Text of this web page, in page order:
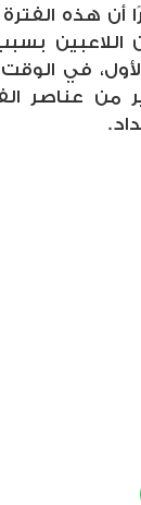
أن هذه
في
من عناصر